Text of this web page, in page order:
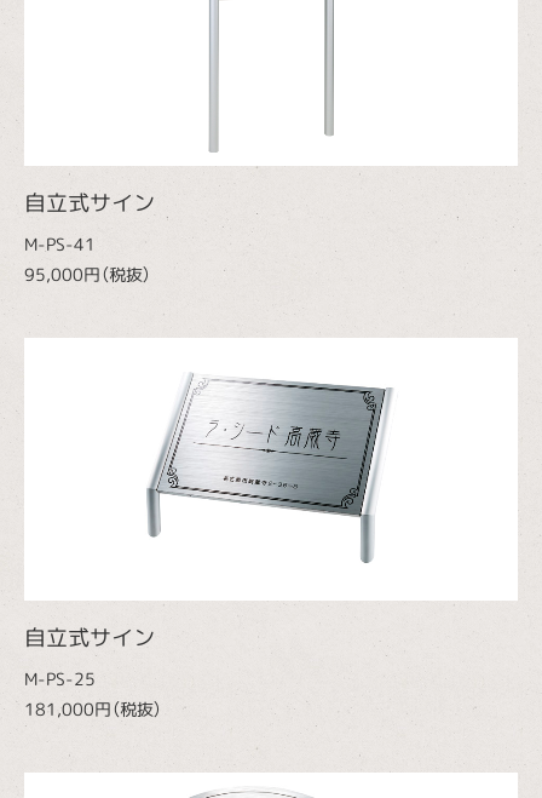
自立式サイン
M-PS-41
95,000円（税抜）
自立式サイン
M-PS-25
181,000円（税抜）